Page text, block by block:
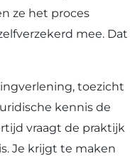
ze het proces
mee. Dat
toezicht
kennis de
vraagt de praktijk
Je krijgt te maken